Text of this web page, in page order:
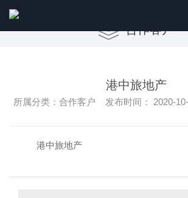
合作客户
港中旅地产
所属分类：合作客户 发布时间： 2020-
港中旅地产